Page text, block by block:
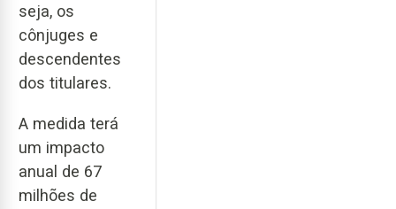
seja, os
cônjuges e
descendentes
dos titulares.
A medida terá
um impacto
anual de 67
milhões de